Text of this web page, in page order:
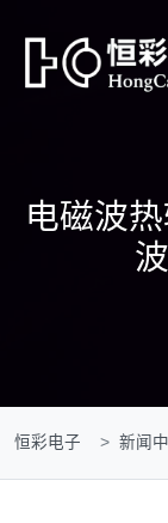
电磁波
恒彩电子 新闻